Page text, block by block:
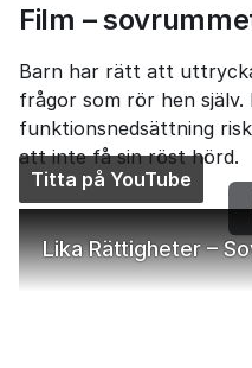
Film –
Barn har rätt att
frågor som rör hen själv.
funktionsnedsättning
att inte få sin röst hörd.
Lika Rättigheter –
Titta på YouTube